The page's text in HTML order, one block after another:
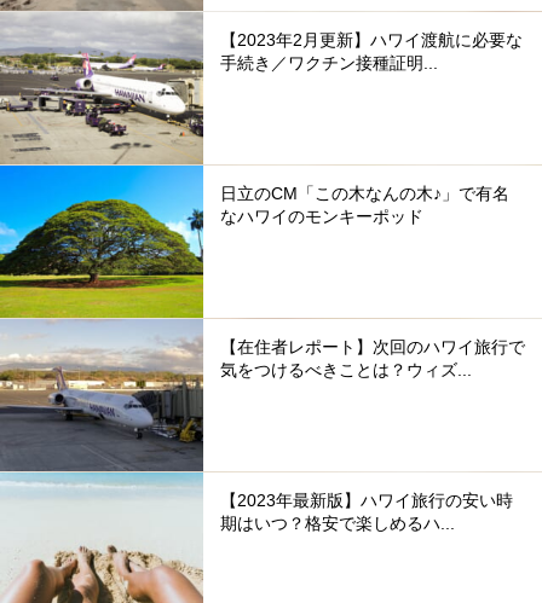
【2023年2月更新】ハワイ渡航に必要な
手続き／ワクチン接種証明...
日立のCM「この木なんの木♪」で有名
なハワイのモンキーポッド
【在住者レポート】次回のハワイ旅行で
気をつけるべきことは？ウィズ...
【2023年最新版】ハワイ旅行の安い時
期はいつ？格安で楽しめるハ...